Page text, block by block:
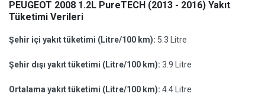
PEUGEOT 2008 1.2L PureTECH (2013 - 2016) Yakıt
Tüketimi Verileri
Şehir içi yakıt tüketimi (Litre/100 km): 5.3 Litre
Şehir dışı yakıt tüketimi (Litre/100 km): 3.9 Litre
Ortalama yakıt tüketimi (Litre/100 km): 4.4 Litre